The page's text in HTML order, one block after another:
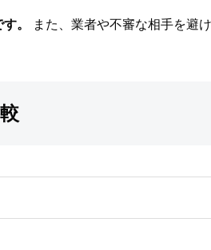
。
また、業者や不審な相手を避